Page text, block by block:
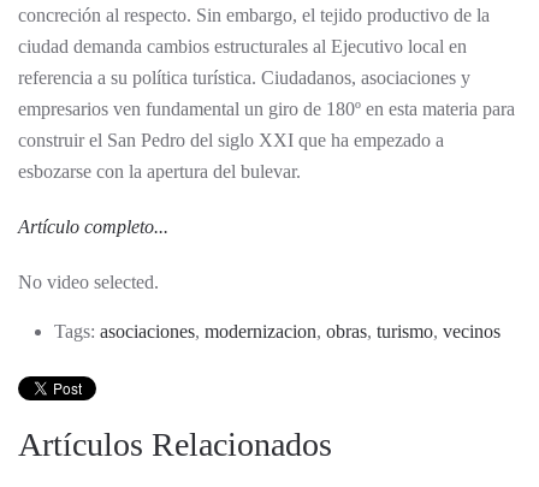
concreción al respecto. Sin embargo, el tejido productivo de la
ciudad demanda cambios estructurales al Ejecutivo local en
referencia a su política turística. Ciudadanos, asociaciones y
empresarios ven fundamental un giro de 180º en esta materia para
construir el San Pedro del siglo XXI que ha empezado a
esbozarse con la apertura del bulevar.
Artículo completo...
No video selected.
Tags: asociaciones, modernizacion, obras, turismo, vecinos
Artículos Relacionados